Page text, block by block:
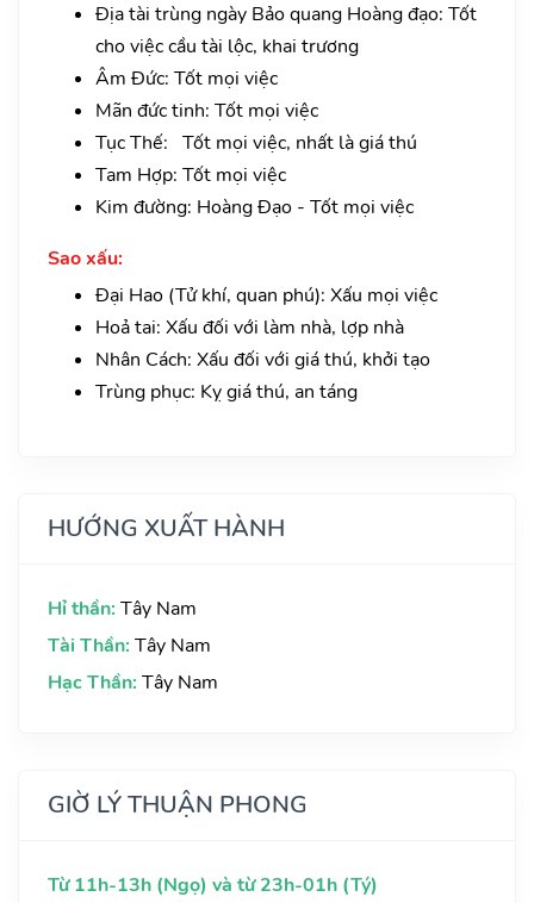
Địa tài trùng ngày Bảo quang Hoàng đạo: Tốt
cho việc cầu tài lộc, khai trương
Âm Đức: Tốt mọi việc
Mãn đức tinh: Tốt mọi việc
Tục Thế: Tốt mọi việc, nhất là giá thú
Tam Hợp: Tốt mọi việc
Kim đường: Hoàng Đạo - Tốt mọi việc
Sao xấu:
Đại Hao (Tử khí, quan phú): Xấu mọi việc
Hoả tai: Xấu đối với làm nhà, lợp nhà
Nhân Cách: Xấu đối với giá thú, khởi tạo
Trùng phục: Kỵ giá thú, an táng
HƯỚNG XUẤT HÀNH
Hỉ thần: Tây Nam
Tài Thần: Tây Nam
Hạc Thần: Tây Nam
GIỜ LÝ THUẬN PHONG
Từ 11h-13h (Ngọ) và từ 23h-01h (Tý)